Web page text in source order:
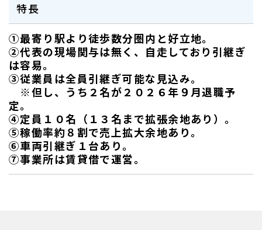
特長
①最寄り駅より徒歩数分圏内と好立地。
②代表の現場関与は無く、自走しており引継ぎ
は容易。
③従業員は全員引継ぎ可能な見込み。
※但し、うち２名が２０２６年９月退職予
定。
④定員１０名（１３名まで拡張余地あり）。
⑤稼働率約８割で売上拡大余地あり。
⑥車両引継ぎ１台あり。
⑦事業所は賃貸借で運営。